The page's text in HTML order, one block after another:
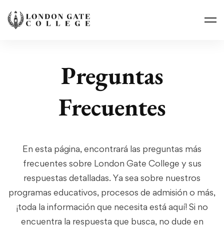
Preguntas
Frecuentes
En esta página, encontrará las preguntas más
frecuentes sobre London Gate College y sus
respuestas detalladas. Ya sea sobre nuestros
programas educativos, procesos de admisión o más,
¡toda la información que necesita está aquí! Si no
encuentra la respuesta que busca, no dude en